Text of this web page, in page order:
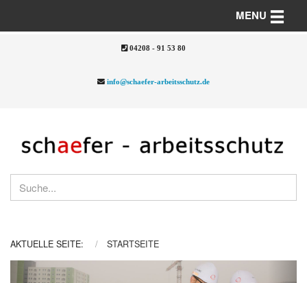
04208 - 91 53 80
info@schaefer-arbeitsschutz.de
MENU Toggle
AKTUELLE SEITE: STARTSEITE
Previous